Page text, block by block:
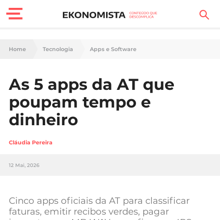
Finanças Pessoais
Carreira
Casa
Lifestyle
Sociedade
Negócios
Home Tecnologia Apps e Software
As 5 apps da AT que
poupam tempo e
dinheiro
Cláudia Pereira
12 Mai, 2026
Cinco apps oficiais da AT para classificar
faturas, emitir recibos verdes, pagar